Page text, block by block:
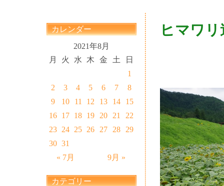
カレンダー
2021年8月
月
火 水 木 金 土 日
« 7月 9月 »
1
2
3 4 5 6 7
8
9
10 11 12 13 14
15
16 17 18 19 20 21
22
23 24 25 26 27 28
29
30 31
カテゴリー
ヒマワ